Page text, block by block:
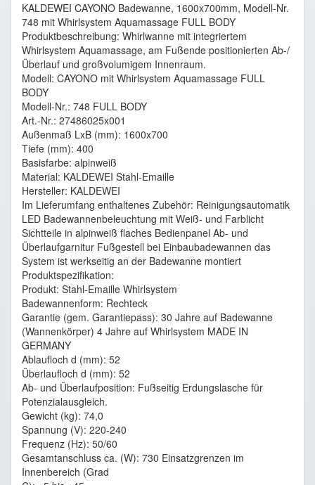
KALDEWEI CAYONO Badewanne, 1600x700mm, Modell-Nr.
748 mit Whirlsystem Aquamassage FULL BODY
Produktbeschreibung: Whirlwanne mit integriertem
Whirlsystem Aquamassage, am Fußende positionierten Ab-/
Überlauf und großvolumigem Innenraum.
Modell: CAYONO mit Whirlsystem Aquamassage FULL
BODY
Modell-Nr.: 748 FULL BODY
Art.-Nr.: 27486025x001
Außenmaß LxB (mm): 1600x700
Tiefe (mm): 400
Basisfarbe: alpinweiß
Material: KALDEWEI Stahl-Emaille
Hersteller: KALDEWEI
Im Lieferumfang enthaltenes Zubehör: Reinigungsautomatik
LED Badewannenbeleuchtung mit Weiß- und Farblicht
Sichtteile in alpinweiß flaches Bedienpanel Ab- und
Überlaufgarnitur Fußgestell bei Einbaubadewannen das
System ist werkseitig an der Badewanne montiert
Produktspezifikation:
Produkt: Stahl-Emaille Whirlsystem
Badewannenform: Rechteck
Garantie (gem. Garantiepass): 30 Jahre auf Badewanne
(Wannenkörper) 4 Jahre auf Whirlsystem MADE IN
GERMANY
Ablaufloch d (mm): 52
Überlaufloch d (mm): 52
Ab- und Überlaufposition: Fußseitig Erdungslasche für
Potenzialausgleich.
Gewicht (kg): 74,0
Spannung (V): 220-240
Frequenz (Hz): 50/60
Gesamtanschluss ca. (W): 730 Einsatzgrenzen im
Innenbereich (Grad